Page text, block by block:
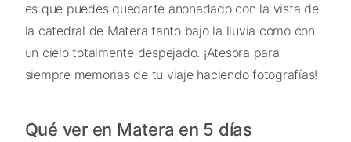
es que puedes quedarte anonadado con la vista de
la catedral de Matera tanto bajo la lluvia como con
un cielo totalmente despejado. ¡Atesora para
siempre memorias de tu viaje haciendo fotografías!
Qué ver en Matera en 5 días